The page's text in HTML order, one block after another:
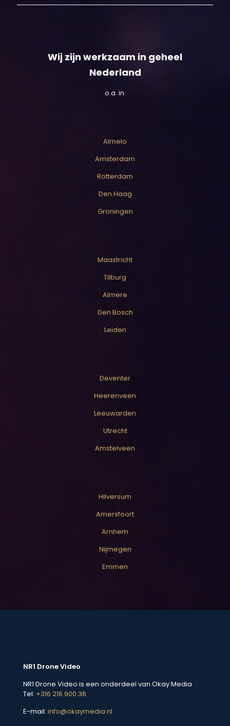
Wij zijn werkzaam in geheel
Nederland
o.a. in:
Almelo
Amsterdam
Rotterdam
Den Haag
Groningen
Maastricht
Tilburg
Almere
Den Bosch
Leiden
Deventer
Heerenveen
Leeuwarden
Utrecht
Amstelveen
Hilversum
Amersfoort
Arnhem
Nijmegen
Emmen
NR1 Drone Video
NR1 Drone Video is een onderdeel van Okay Media
Tel: +316 216 900 36
E-mail: info@okaymedia.nl